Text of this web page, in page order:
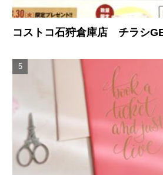
コストコ石狩倉庫店 チラシ